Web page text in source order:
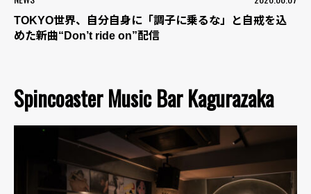
TOKYO世界、自分自身に「調子に乗るな」と自戒を込
めた新曲“Don’t ride on”配信
Spincoaster Music Bar Kagurazaka